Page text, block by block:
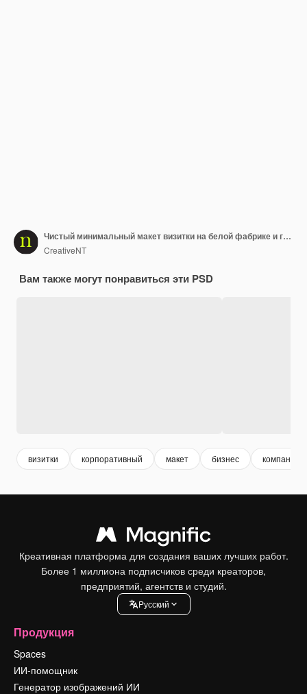
Чистый минимальный макет визитки на белой фабрике и глиняной тарелке
CreativeNT
Вам также могут понравиться эти PSD
визитки корпоративный макет бизнес компания
Креативная платформа для создания ваших лучших работ.
Более 1 миллиона подписчиков среди креаторов,
предприятий, агентств и студий.
Pусский
Продукция
Spaces
ИИ-помощник
Генератор изображений ИИ